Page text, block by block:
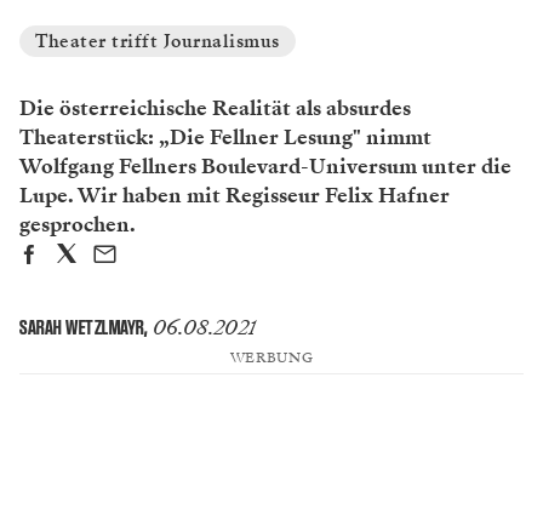
Theater trifft Journalismus
Die österreichische Realität als absurdes
Theaterstück: „Die Fellner Lesung" nimmt
Wolfgang Fellners Boulevard-Universum unter die
Lupe. Wir haben mit Regisseur Felix Hafner
gesprochen.
SARAH WETZLMAYR, 06.08.2021
WERBUNG